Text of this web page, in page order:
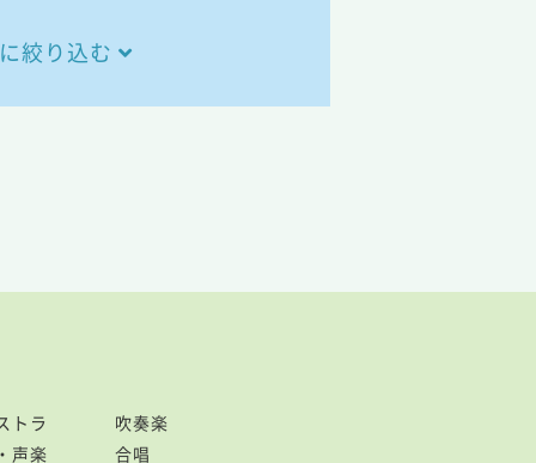
絞り込む
トラ
吹奏楽
声楽
合唱